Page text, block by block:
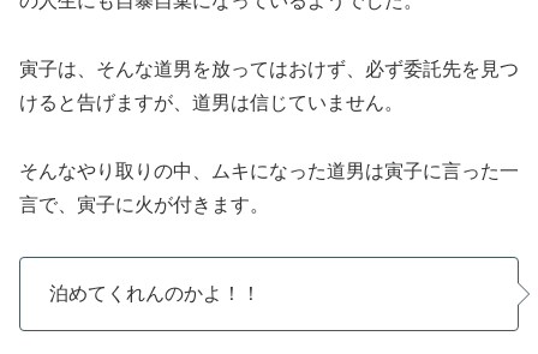
寅子は、そんな道男を放ってはおけず、必ず委託先を見つ
けると告げますが、道男は信じていません。
そんなやり取りの中、ムキになった道男は寅子に言った一
言で、寅子に火が付きます。
泊めてくれんのかよ！！